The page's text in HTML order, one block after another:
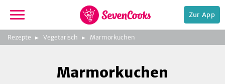
zur
Startseite
Zur App
Rezepte Vegetarisch Marmorkuchen
Marmorkuchen